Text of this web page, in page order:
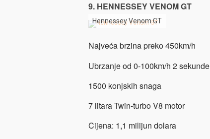
9. HENNESSEY VENOM GT
Hennessey Venom GT
Najveća brzina preko 450km/h
Ubrzanje od 0-100km/h 2 sekunde
1500 konjskih snaga
7 litara Twin-turbo V8 motor
Cijena: 1,1 milijun dolara